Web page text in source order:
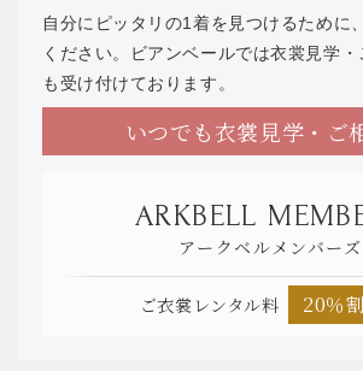
自分にピッタリの1着を見つけるために
ください。ビアンベールでは衣裳見学
も受け付けております。
いつでも衣裳見学・ご
ARKBELL
アークベルメンバーズ
ご衣裳レンタル料 20％